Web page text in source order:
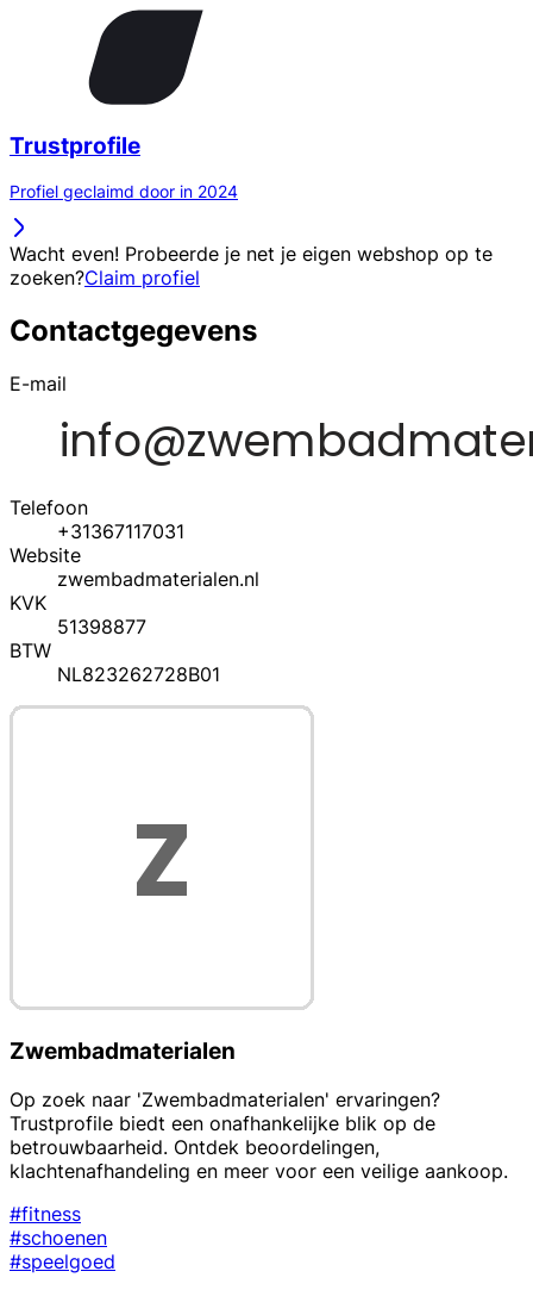
Trustprofile
Profiel geclaimd door in 2024
Wacht even! Probeerde je net je eigen webshop op te
zoeken?Claim profiel
Contactgegevens
E-mail
Telefoon
+31367117031
Website
zwembadmaterialen.nl
KVK
51398877
BTW
NL823262728B01
Zwembadmaterialen
Op zoek naar 'Zwembadmaterialen' ervaringen?
Trustprofile biedt een onafhankelijke blik op de
betrouwbaarheid. Ontdek beoordelingen,
klachtenafhandeling en meer voor een veilige aankoop.
#fitness
#schoenen
#speelgoed